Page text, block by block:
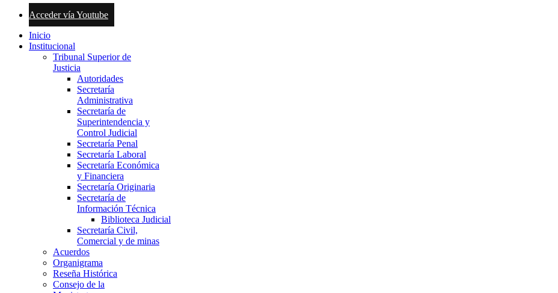
Acceder vía Youtube
Inicio
Institucional
Tribunal Superior de
Justicia
Autoridades
Secretaría
Administrativa
Secretaría de
Superintendencia y
Control Judicial
Secretaría Penal
Secretaría Laboral
Secretaría Económica
y Financiera
Secretaría Originaria
Secretaría de
Información Técnica
Biblioteca Judicial
Secretaría Civil,
Comercial y de minas
Acuerdos
Organigrama
Reseña Histórica
Consejo de la